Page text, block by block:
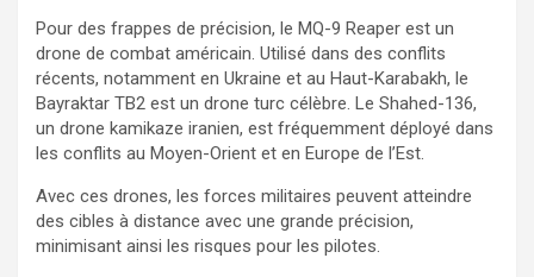
Pour des frappes de précision, le MQ-9 Reaper est un
drone de combat américain. Utilisé dans des conflits
récents, notamment en Ukraine et au Haut-Karabakh, le
Bayraktar TB2 est un drone turc célèbre. Le Shahed-136,
un drone kamikaze iranien, est fréquemment déployé dans
les conflits au Moyen-Orient et en Europe de l’Est.
Avec ces drones, les forces militaires peuvent atteindre
des cibles à distance avec une grande précision,
minimisant ainsi les risques pour les pilotes.